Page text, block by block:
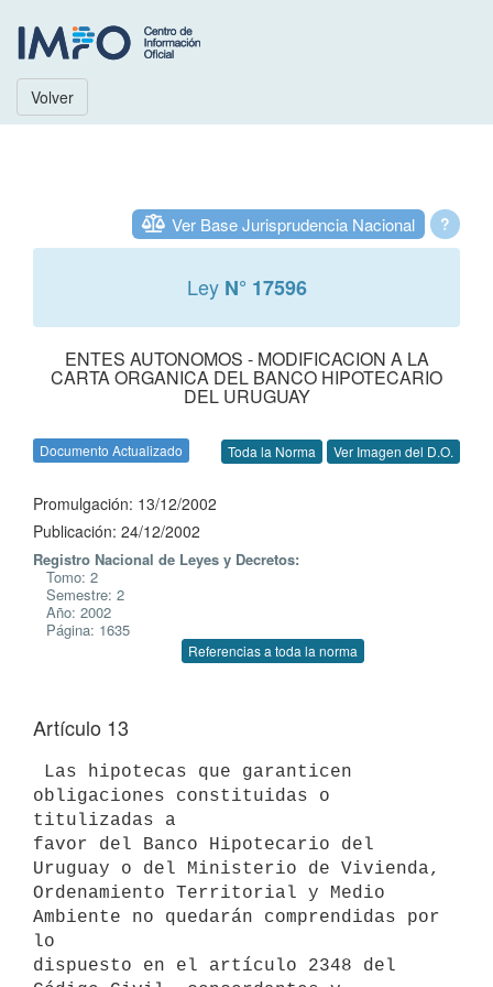
Volver
?
Ver Base Jurisprudencia Nacional
Ley N° 17596
ENTES AUTONOMOS - MODIFICACION A LA
CARTA ORGANICA DEL BANCO HIPOTECARIO
DEL URUGUAY
Documento Actualizado Toda la Norma Ver Imagen del D.O.
Promulgación: 13/12/2002
Publicación: 24/12/2002
Registro Nacional de Leyes y Decretos:
Tomo: 2
Semestre: 2
Año: 2002
Página: 1635
Referencias a toda la norma
Artículo 13
obligaciones constituidas o
titulizadas a
favor del Banco Hipotecario del
Uruguay o del Ministerio de Vivienda,
Ordenamiento Territorial y Medio
Ambiente no quedarán comprendidas por
lo
dispuesto en el artículo 2348 del